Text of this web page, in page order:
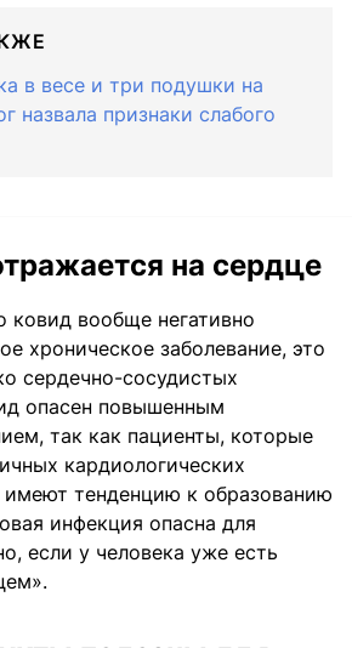
в весе и три подушки на
назвала признаки слабого
на сердце
ковид вообще негативно
хроническое заболевание, это
сердечно-сосудистых
опасен повышенным
так как пациенты, которые
кардиологических
имеют тенденцию к образованию
инфекция опасна для
если у человека уже есть